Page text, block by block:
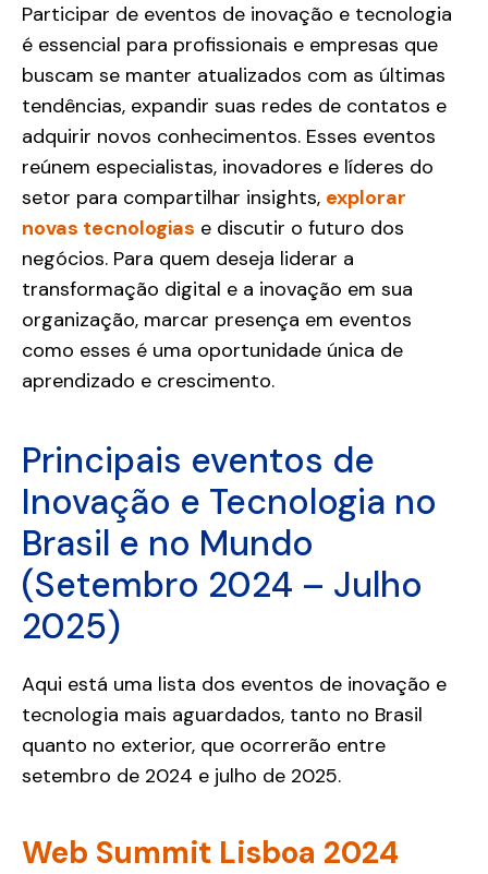
Participar de eventos de inovação e tecnologia
é essencial para profissionais e empresas que
buscam se manter atualizados com as últimas
tendências, expandir suas redes de contatos e
adquirir novos conhecimentos. Esses eventos
reúnem especialistas, inovadores e líderes do
setor para compartilhar insights, explorar
novas tecnologias e discutir o futuro dos
negócios. Para quem deseja liderar a
transformação digital e a inovação em sua
organização, marcar presença em eventos
como esses é uma oportunidade única de
aprendizado e crescimento.
Principais eventos de
Inovação e Tecnologia no
Brasil e no Mundo
(Setembro 2024 – Julho
2025)
Aqui está uma lista dos eventos de inovação e
tecnologia mais aguardados, tanto no Brasil
quanto no exterior, que ocorrerão entre
setembro de 2024 e julho de 2025.
Web Summit Lisboa 2024